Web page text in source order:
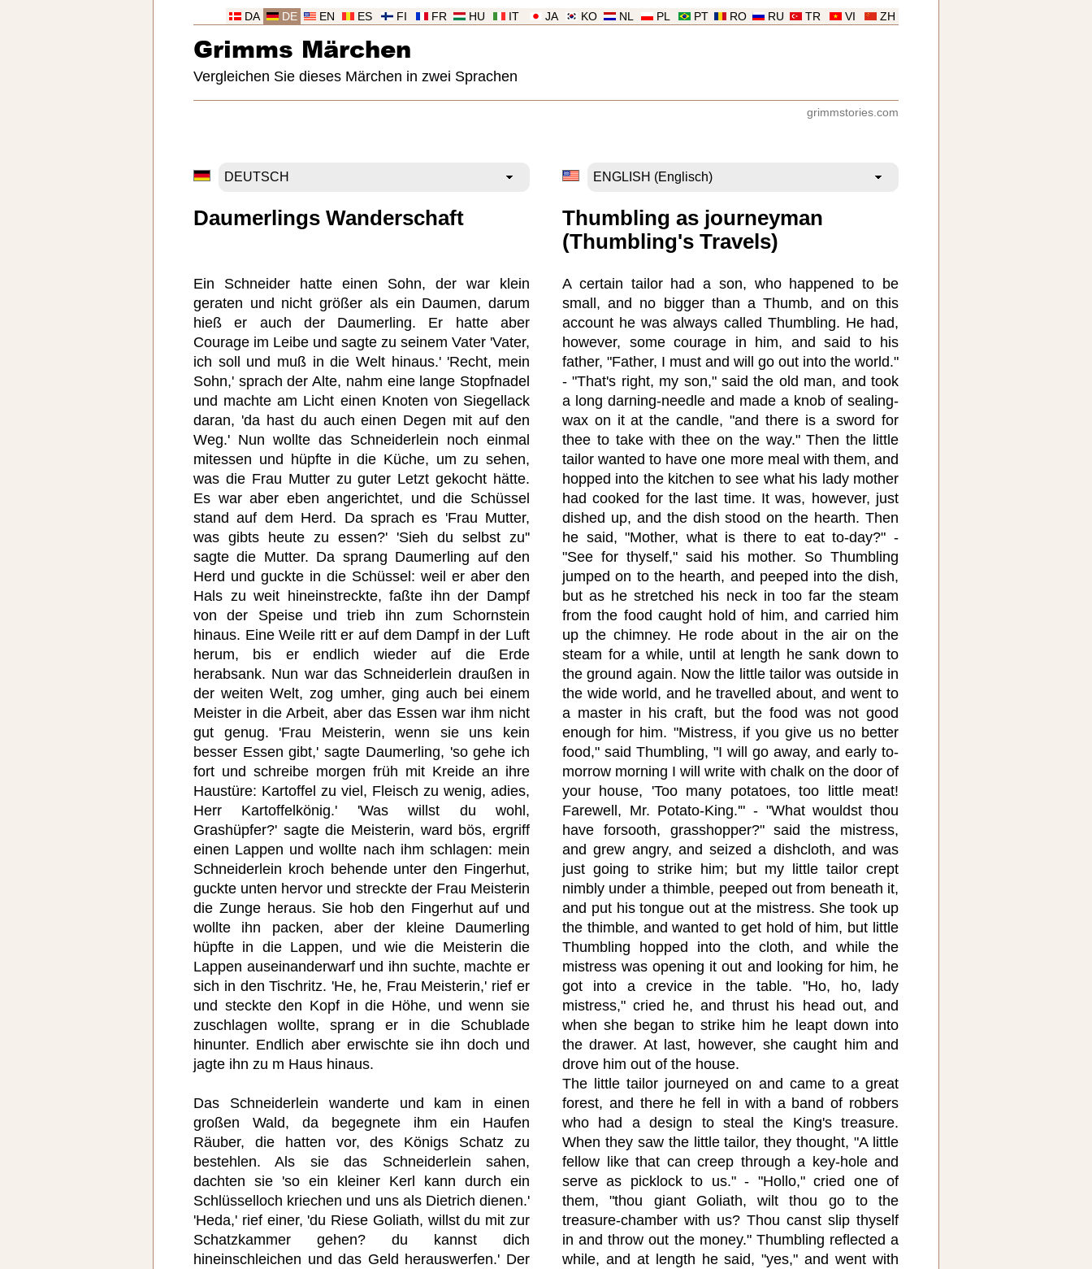
ZH
VI
TR
RU
RO
PT
PL
NL
KO
JA
IT
HU
FR
FI
ES
EN
DE
DA
Grimms Märchen
Vergleichen Sie dieses Märchen in zwei Sprachen
grimmstories.com
Daumerlings Wanderschaft
Thumbling as journeyman
(Thumbling's Travels)
Ein Schneider hatte einen Sohn, der war klein
geraten und nicht größer als ein Daumen, darum
hieß er auch der Daumerling. Er hatte aber
Courage im Leibe und sagte zu seinem Vater 'Vater,
ich soll und muß in die Welt hinaus.' 'Recht, mein
Sohn,' sprach der Alte, nahm eine lange Stopfnadel
und machte am Licht einen Knoten von Siegellack
daran, 'da hast du auch einen Degen mit auf den
Weg.' Nun wollte das Schneiderlein noch einmal
mitessen und hüpfte in die Küche, um zu sehen,
was die Frau Mutter zu guter Letzt gekocht hätte.
Es war aber eben angerichtet, und die Schüssel
stand auf dem Herd. Da sprach es 'Frau Mutter,
was gibts heute zu essen?' 'Sieh du selbst zu''
sagte die Mutter. Da sprang Daumerling auf den
Herd und guckte in die Schüssel: weil er aber den
Hals zu weit hineinstreckte, faßte ihn der Dampf
von der Speise und trieb ihn zum Schornstein
hinaus. Eine Weile ritt er auf dem Dampf in der Luft
herum, bis er endlich wieder auf die Erde
herabsank. Nun war das Schneiderlein draußen in
der weiten Welt, zog umher, ging auch bei einem
Meister in die Arbeit, aber das Essen war ihm nicht
gut genug. 'Frau Meisterin, wenn sie uns kein
besser Essen gibt,' sagte Daumerling, 'so gehe ich
fort und schreibe morgen früh mit Kreide an ihre
Haustüre: Kartoffel zu viel, Fleisch zu wenig, adies,
Herr Kartoffelkönig.' 'Was willst du wohl,
Grashüpfer?' sagte die Meisterin, ward bös, ergriff
einen Lappen und wollte nach ihm schlagen: mein
Schneiderlein kroch behende unter den Fingerhut,
guckte unten hervor und streckte der Frau Meisterin
die Zunge heraus. Sie hob den Fingerhut auf und
wollte ihn packen, aber der kleine Daumerling
hüpfte in die Lappen, und wie die Meisterin die
Lappen auseinanderwarf und ihn suchte, machte er
sich in den Tischritz. 'He, he, Frau Meisterin,' rief er
und steckte den Kopf in die Höhe, und wenn sie
zuschlagen wollte, sprang er in die Schublade
hinunter. Endlich aber erwischte sie ihn doch und
jagte ihn zu m Haus hinaus.
Das Schneiderlein wanderte und kam in einen
großen Wald, da begegnete ihm ein Haufen
Räuber, die hatten vor, des Königs Schatz zu
bestehlen. Als sie das Schneiderlein sahen,
dachten sie 'so ein kleiner Kerl kann durch ein
Schlüsselloch kriechen und uns als Dietrich dienen.'
'Heda,' rief einer, 'du Riese Goliath, willst du mit zur
Schatzkammer gehen? du kannst dich
hineinschleichen und das Geld herauswerfen.' Der
A certain tailor had a son, who happened to be
small, and no bigger than a Thumb, and on this
account he was always called Thumbling. He had,
however, some courage in him, and said to his
father, "Father, I must and will go out into the world."
- "That's right, my son," said the old man, and took
a long darning-needle and made a knob of sealing-
wax on it at the candle, "and there is a sword for
thee to take with thee on the way." Then the little
tailor wanted to have one more meal with them, and
hopped into the kitchen to see what his lady mother
had cooked for the last time. It was, however, just
dished up, and the dish stood on the hearth. Then
he said, "Mother, what is there to eat to-day?" -
"See for thyself," said his mother. So Thumbling
jumped on to the hearth, and peeped into the dish,
but as he stretched his neck in too far the steam
from the food caught hold of him, and carried him
up the chimney. He rode about in the air on the
steam for a while, until at length he sank down to
the ground again. Now the little tailor was outside in
the wide world, and he travelled about, and went to
a master in his craft, but the food was not good
enough for him. "Mistress, if you give us no better
food," said Thumbling, "I will go away, and early to-
morrow morning I will write with chalk on the door of
your house, 'Too many potatoes, too little meat!
Farewell, Mr. Potato-King.'" - "What wouldst thou
have forsooth, grasshopper?" said the mistress,
and grew angry, and seized a dishcloth, and was
just going to strike him; but my little tailor crept
nimbly under a thimble, peeped out from beneath it,
and put his tongue out at the mistress. She took up
the thimble, and wanted to get hold of him, but little
Thumbling hopped into the cloth, and while the
mistress was opening it out and looking for him, he
got into a crevice in the table. "Ho, ho, lady
mistress," cried he, and thrust his head out, and
when she began to strike him he leapt down into
the drawer. At last, however, she caught him and
drove him out of the house.
The little tailor journeyed on and came to a great
forest, and there he fell in with a band of robbers
who had a design to steal the King's treasure.
When they saw the little tailor, they thought, "A little
fellow like that can creep through a key-hole and
serve as picklock to us." - "Hollo," cried one of
them, "thou giant Goliath, wilt thou go to the
treasure-chamber with us? Thou canst slip thyself
in and throw out the money." Thumbling reflected a
while, and at length he said, "yes," and went with